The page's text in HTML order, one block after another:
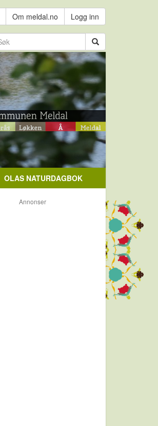
Om meldal.no Logg inn
OLAS NATURDAGBOK
Annonser